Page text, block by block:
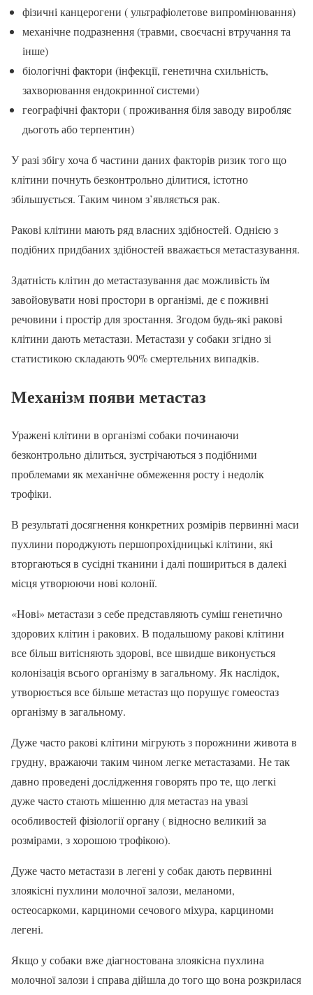
фізичні канцерогени ( ультрафіолетове випромінювання)
механічне подразнення (травми, своєчасні втручання та
інше)
біологічні фактори (інфекції, генетична схильність,
захворювання ендокринної системи)
географічні фактори ( проживання біля заводу виробляє
дьоготь або терпентин)
У разі збігу хоча б частини даних факторів ризик того що
клітини почнуть безконтрольно ділитися, істотно
збільшується. Таким чином з’являється рак.
Ракові клітини мають ряд власних здібностей. Однією з
подібних придбаних здібностей вважається метастазування.
Здатність клітин до метастазування дає можливість їм
завойовувати нові простори в організмі, де є поживні
речовини і простір для зростання. Згодом будь-які ракові
клітини дають метастази. Метастази у собаки згідно зі
статистикою складають 90% смертельних випадків.
Механізм появи метастаз
Уражені клітини в організмі собаки починаючи
безконтрольно ділиться, зустрічаються з подібними
проблемами як механічне обмеження росту і недолік
трофіки.
В результаті досягнення конкретних розмірів первинні маси
пухлини породжують першопрохідницькі клітини, які
вторгаються в сусідні тканини і далі пошириться в далекі
місця утворюючи нові колонії.
«Нові» метастази з себе представляють суміш генетично
здорових клітин і ракових. В подальшому ракові клітини
все більш витісняють здорові, все швидше виконується
колонізація всього організму в загальному. Як наслідок,
утворюється все більше метастаз що порушує гомеостаз
організму в загальному.
Дуже часто ракові клітини мігрують з порожнини живота в
грудну, вражаючи таким чином легке метастазами. Не так
давно проведені дослідження говорять про те, що легкі
дуже часто стають мішенню для метастаз на увазі
особливостей фізіології органу ( відносно великий за
розмірами, з хорошою трофікою).
Дуже часто метастази в легені у собак дають первинні
злоякісні пухлини молочної залози, меланоми,
остеосаркоми, карциноми сечового міхура, карциноми
легені.
Якщо у собаки вже діагностована злоякісна пухлина
молочної залози і справа дійшла до того що вона розкрилася